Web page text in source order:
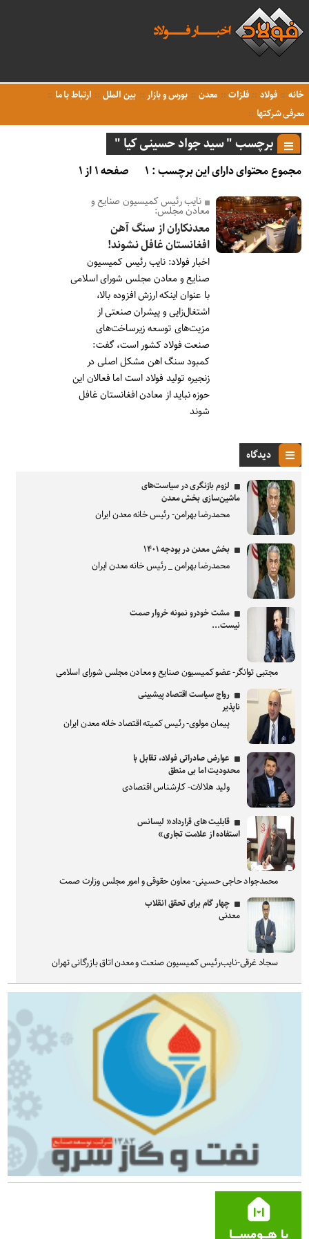
خانه فولاد فلزات معدن بورس و بازار بین الملل
ارتباط با ما
معرفی شرکتها
برچسب " سید جواد حسینی کیا "
مجموع محتوای دارای این برچسب : ۱ صفحه ۱ از ۱
نایب رئیس کمیسیون صنایع و
معادن مجلس:
معدنکاران از سنگ آهن
افغانستان غافل نشوند!
اخبار فولاد: نایب رئیس کمیسیون
صنایع و معادن مجلس شورای اسلامی
با عنوان اینکه ارزش افزوده بالا،
اشتغال‌زایی و پیشران صنعتی از
مزیت‌های توسعه زیرساخت‌های
صنعت فولاد کشور است، گفت:
کمبود سنگ اهن مشکل اصلی در
زنجیره تولید فولاد است اما فعالان این
حوزه نباید از معادن افغانستان غافل
شوند
دیدگاه
لزوم بازنگری در سیاست‌های
ماشین‌سازی بخش معدن
محمدرضا بهرامن- رئیس خانه معدن ایران
بخش معدن در بودجه ۱۴۰۱
محمدرضا بهرامن _ رئیس خانه معدن ایران
مشت خودرو نمونه خروار صمت
نیست...
مجتبی توانگر- عضو کمیسیون صنایع و معادن مجلس شورای اسلامی
رواج سیاست اقتصاد پیشبینی
ناپذیر
پیمان مولوی- رئیس کمیته اقتصاد خانه معدن ایران
عوارض صادراتی فولاد، تقابل با
محدودیت اما بی منطق
ولید هلالات- کارشناس اقتصادی
قابلیت های قرارداد« لیسانس
استفاده از علامت تجاری»
محمدجواد حاجی حسینی- معاون حقوقی و امور مجلس وزارت صمت
چهار گام برای تحقق انقلاب
معدنی
سجاد غرقی-نایب‌رئیس کمیسیون صنعت و معدن اتاق بازرگانی تهران